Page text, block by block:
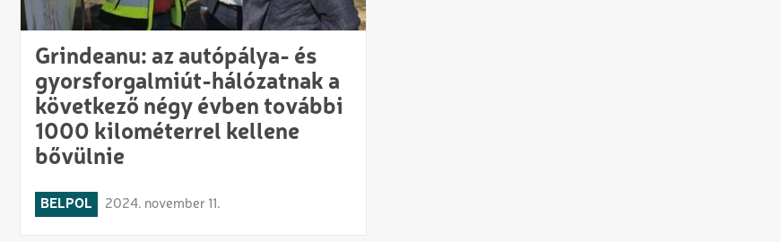
Grindeanu: az autópálya- és
gyorsforgalmiút-hálózatnak a
következő négy évben további
1000 kilométerrel kellene
bővülnie
BELPOL 2024. november 11.